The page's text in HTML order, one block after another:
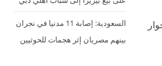
السعودية: إصابة 11 مدنيا في نجران
بينهم مصريان إثر هجمات للحوثيين